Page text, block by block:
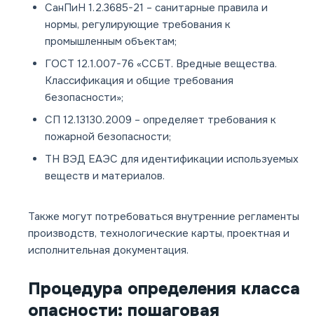
СанПиН 1.2.3685-21 – санитарные правила и
нормы, регулирующие требования к
промышленным объектам;
ГОСТ 12.1.007-76 «ССБТ. Вредные вещества.
Классификация и общие требования
безопасности»;
СП 12.13130.2009 – определяет требования к
пожарной безопасности;
ТН ВЭД ЕАЭС для идентификации используемых
веществ и материалов.
Также могут потребоваться внутренние регламенты
производств, технологические карты, проектная и
исполнительная документация.
Процедура определения класса
опасности: пошаговая